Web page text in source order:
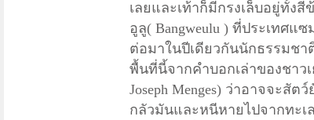
เลยและเท้าก็มีกรงเล็บอยู่ทั้ง
อูลู( Bangweulu ) ที่ประเทศแ
ต่อมาในปีเดียวกันนักธรรมชา
พื้นที่นี้จากคำบอกเล่าของชาวเ
Joseph Menges) ว่าอาจจะสั
กลัวมันและหนีหายไปจากทะเ